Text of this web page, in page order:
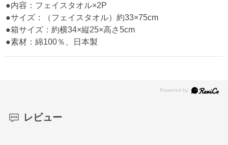
●内容：フェイスタオル×2P
●サイズ：（フェイスタオル）約33×75cm
●箱サイズ：約横34×縦25×高さ5cm
●素材：綿100％、日本製
レビュー